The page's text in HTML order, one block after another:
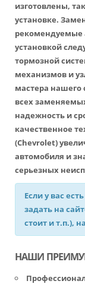
изготовлены,
установке.
рекомендуемые
установкой
тормозной
механизмов и
мастера нашего
всех
надежность и
качественное
(Chevrolet)
автомобиля и
серьезных
Если у вас
задать на
стоит и т.п.),
НАШИ